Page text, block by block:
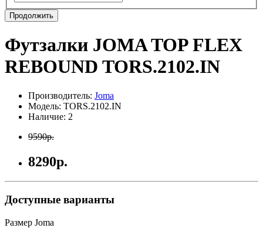
Продолжить
Футзалки JOMA TOP FLEX
REBOUND TORS.2102.IN
Производитель: Joma
Модель: TORS.2102.IN
Наличие: 2
9590р.
8290р.
Доступные варианты
Размер Joma